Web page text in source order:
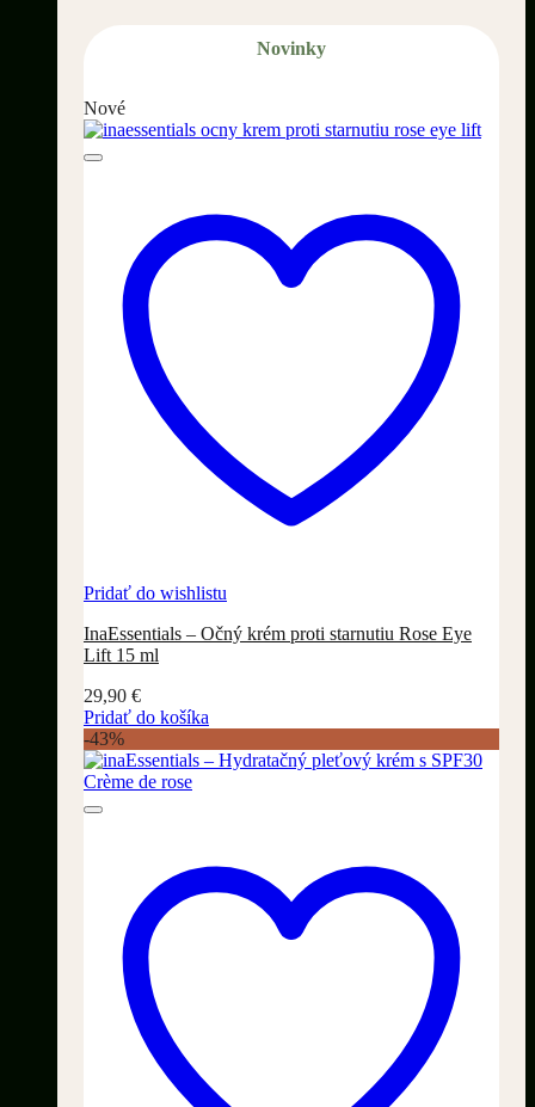
Novinky
Nové
Pridať do wishlistu
InaEssentials – Očný krém proti starnutiu Rose Eye
Lift 15 ml
29,90 €
Pridať do košíka
-43%